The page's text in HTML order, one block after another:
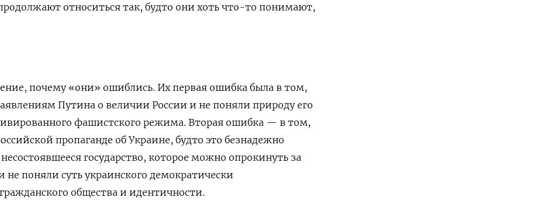
относиться так, будто они хоть что-то понимают,
почему «они» ошиблись. Их первая ошибка была в том,
Путина о величии России и не поняли природу его
фашистского режима. Вторая ошибка — в том,
пропаганде об Украине, будто это безнадежно
государство, которое можно опрокинуть за
поняли суть украинского демократически
общества и идентичности.